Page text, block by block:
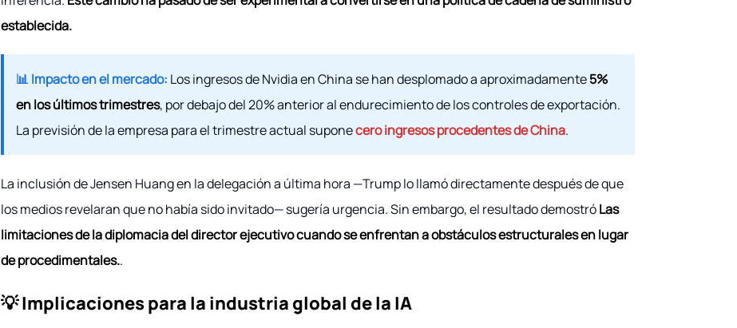
establecida.
📊 Impacto en el mercado: Los ingresos de Nvidia en China se han desplomado a aproximadamente5%
en los últimos trimestres, por debajo del 20% anterior al endurecimiento de los controles de exportación.
La previsión de la empresa para el trimestre actual suponecero ingresos procedentes de China.
La inclusión de Jensen Huang en la delegación a última hora —Trump lo llamó directamente después de que
los medios revelaran que no había sido invitado— sugería urgencia. Sin embargo, el resultado demostróLas
limitaciones de la diplomacia del director ejecutivo cuando se enfrentan a obstáculos estructurales en lugar
de procedimentales..
💡 Implicaciones para la industria global de la IA